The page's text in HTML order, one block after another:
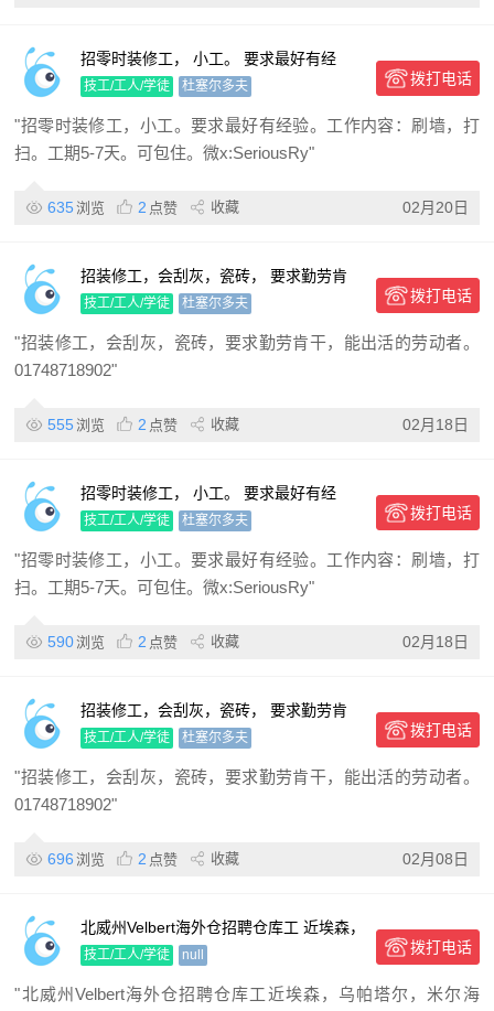
招零时装修工， 小工。 要求最好有经
验。 工作内容： 刷墙，打扫。 工期5-7
天。 可包住
技工/工人/学徒 杜塞尔多夫 拨打电话
"招零时装修工，小工。要求最好有经验。工作内容：刷墙，打
扫。工期5-7天。可包住。微x:SeriousRy"
635 浏览 2 点赞 收藏 02月20日
招装修工，会刮灰，瓷砖， 要求勤劳肯
干，能出活的劳动者。
技工/工人/学徒 杜塞尔多夫 拨打电话
"招装修工，会刮灰，瓷砖，要求勤劳肯干，能出活的劳动者。
01748718902"
555 浏览 2 点赞 收藏 02月18日
招零时装修工， 小工。 要求最好有经
验。 工作内容： 刷墙，打扫。 工期5-7
天。 可包住
技工/工人/学徒 杜塞尔多夫 拨打电话
"招零时装修工，小工。要求最好有经验。工作内容：刷墙，打
扫。工期5-7天。可包住。微x:SeriousRy"
590浏览 2 点赞 收藏 02月18日
招装修工，会刮灰，瓷砖， 要求勤劳肯
干，能出活的劳动者。
技工/工人/学徒 杜塞尔多夫 拨打电话
"招装修工，会刮灰，瓷砖，要求勤劳肯干，能出活的劳动者。
01748718902"
696 浏览 2 点赞 收藏 02月08日
北威州Velbert海外仓招聘仓库工 近埃森，
乌帕塔尔，米尔海姆。 招聘 ： 仓库男士
技工/工人/学徒 null 拨打电话
"北威州Velbert海外仓招聘仓库工近埃森，乌帕塔尔，米尔海